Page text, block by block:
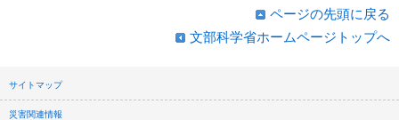
ページの先頭に戻る
文部科学省ホームページトップへ
サイトマップ
災害関連情報